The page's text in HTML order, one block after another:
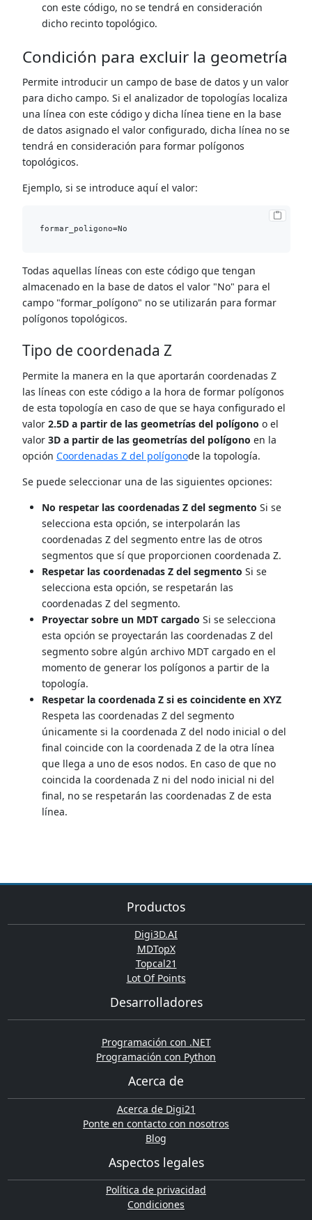
con este código, no se tendrá en consideración
dicho recinto topológico.
Condición para excluir la geometría
Permite introducir un campo de base de datos y un valor
para dicho campo. Si el analizador de topologías localiza
una línea con este código y dicha línea tiene en la base
de datos asignado el valor configurado, dicha línea no se
tendrá en consideración para formar polígonos
topológicos.
Ejemplo, si se introduce aquí el valor:
Todas aquellas líneas con este código que tengan
almacenado en la base de datos el valor "No" para el
campo "formar_polígono" no se utilizarán para formar
polígonos topológicos.
Tipo de coordenada Z
Permite la manera en la que aportarán coordenadas Z
las líneas con este código a la hora de formar polígonos
de esta topología en caso de que se haya configurado el
valor 2.5D a partir de las geometrías del polígono o el
valor 3D a partir de las geometrías del polígono en la
opción Coordenadas Z del polígonode la topología.
Se puede seleccionar una de las siguientes opciones:
No respetar las coordenadas Z del segmento Si se
selecciona esta opción, se interpolarán las
coordenadas Z del segmento entre las de otros
segmentos que sí que proporcionen coordenada Z.
Respetar las coordenadas Z del segmento Si se
selecciona esta opción, se respetarán las
coordenadas Z del segmento.
Proyectar sobre un MDT cargado Si se selecciona
esta opción se proyectarán las coordenadas Z del
segmento sobre algún archivo MDT cargado en el
momento de generar los polígonos a partir de la
topología.
Respetar la coordenada Z si es coincidente en XYZ
Respeta las coordenadas Z del segmento
únicamente si la coordenada Z del nodo inicial o del
final coincide con la coordenada Z de la otra línea
que llega a uno de esos nodos. En caso de que no
coincida la coordenada Z ni del nodo inicial ni del
final, no se respetarán las coordenadas Z de esta
línea.
Productos
Digi3D.AI
MDTopX
Topcal21
Lot Of Points
Desarrolladores
Programación con .NET
Programación con Python
Acerca de
Acerca de Digi21
Ponte en contacto con nosotros
Blog
Aspectos legales
Política de privacidad
Condiciones